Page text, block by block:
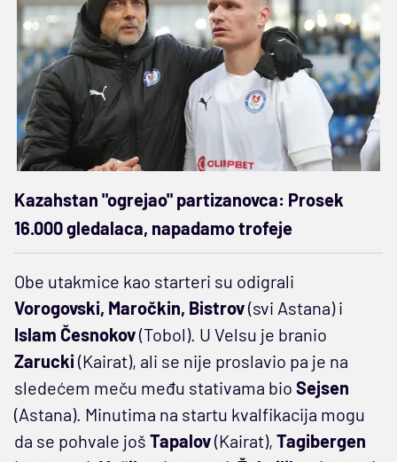
Kazahstan "ogrejao" partizanovca: Prosek
16.000 gledalaca, napadamo trofeje
Obe utakmice kao starteri su odigrali
Vorogovski, Maročkin, Bistrov(svi Astana) i
Islam Česnokov(Tobol). U Velsu je branio
Zarucki (Kairat), ali se nije proslavio pa je na
sledećem meču među stativama bio Sejsen
(Astana). Minutima na startu kvalfikacija mogu
da se pohvale još Tapalov(Kairat), Tagibergen